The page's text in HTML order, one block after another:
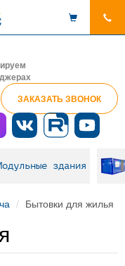
ЗАКАЗАТЬ ЗВОНОК
здания
Бытовки для жилья